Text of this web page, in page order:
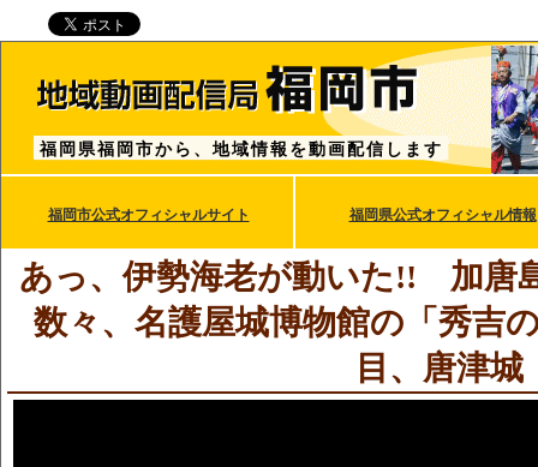
福岡県福岡市から、地域情報を動画配信します
福岡市公式オフィシャルサイト 福岡県公式オフィシャル情報
あっ、伊勢海老が動いた!! 加唐
数々、名護屋城博物館の「秀吉
目、唐津城